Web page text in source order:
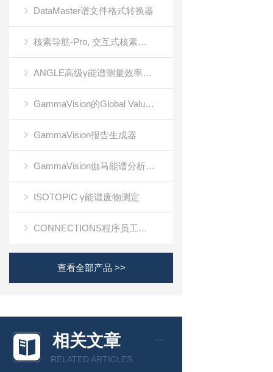
DataMaster谱文件格式转换器
核素导航-Pro, 交互式核素图, 参考软件
ANGLE高级γ能谱测量效率校准软件
GammaVision的Global Value生产力套件
GammaVision报告生成器
GammaVision伽马能谱分析软件
ISOTOPIC γ能谱废物测定
CONNECTIONS程序员工具包
查看全部产品 >>
相关文章
RELATED ARTICLES